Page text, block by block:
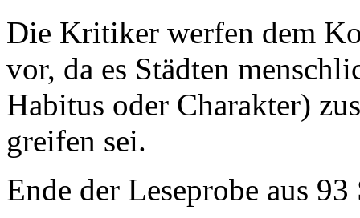
Die Kritiker werfen dem
vor, da es Städten
Habitus oder Charakter)
greifen sei.
Ende der Leseprobe aus